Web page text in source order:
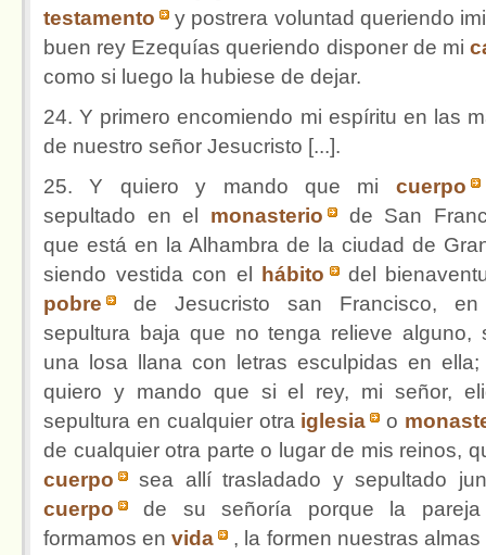
testamento
y postrera voluntad queriendo
buen rey Ezequías queriendo disponer de mi
como si luego la hubiese de dejar.
24. Y primero encomiendo mi espíritu en las
de nuestro señor Jesucristo [...].
25. Y quiero y mando que mi cuerpo
sepultado en el monasterio
de San
que está en la Alhambra de la ciudad de
siendo vestida con el
hábito
del
pobre
de Jesucristo san Francisco,
sepultura baja que no tenga relieve alguno,
una losa llana con letras esculpidas en ella;
quiero y mando que si el rey, mi señor,
sepultura en cualquier otra iglesia o
de cualquier otra parte o lugar de mis reinos,
cuerpo
sea allí trasladado y sepultado
cuerpo
de su señoría porque la
formamos envida
, la formen nuestras almas